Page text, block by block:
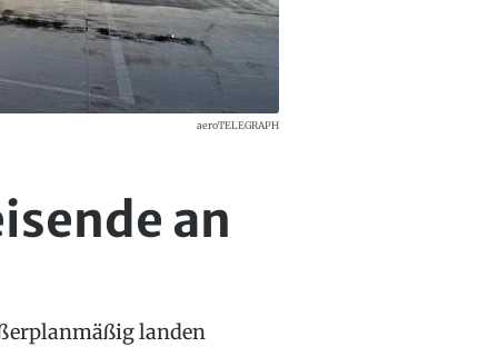
aeroTELEGRAPH
an
landen